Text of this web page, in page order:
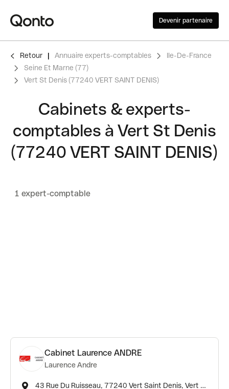
Devenir partenaire
Retour Annuaire experts-comptables
Ile-De-France
Seine Et Marne (77)
Vert St Denis (77240 VERT SAINT DENIS)
Cabinets & experts-
comptables à Vert St Denis
(77240 VERT SAINT DENIS)
1 expert-comptable
Cabinet Laurence ANDRE
Laurence Andre
43 Rue Du Ruisseau, 77240 Vert Saint Denis, Vert St Denis